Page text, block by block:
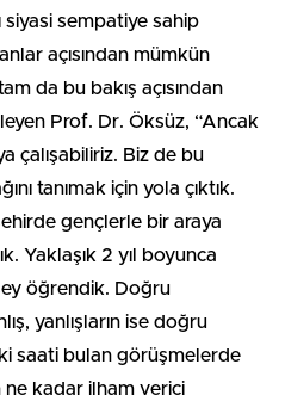
siyasi sempatiye sahip
açısından mümkün
da bu bakış açısından
Prof. Dr. Öksüz, “Ancak
çalışabiliriz. Biz de bu
tanımak için yola çıktık.
gençlerle bir araya
Yaklaşık 2 yıl boyunca
öğrendik. Doğru
yanlışların ise doğru
saati bulan görüşmelerde
ne kadar ilham verici